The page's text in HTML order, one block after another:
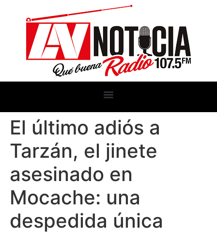
El último adiós a
Tarzán, el jinete
asesinado en
Mocache: una
despedida única